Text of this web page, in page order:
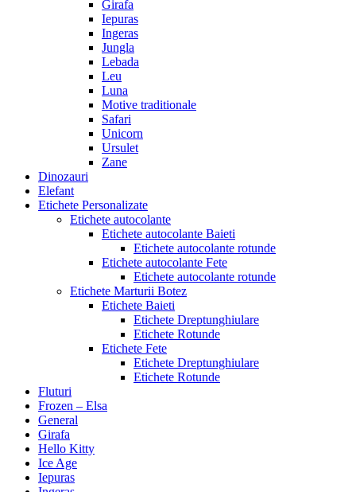
Girafa
Iepuras
Ingeras
Jungla
Lebada
Leu
Luna
Motive traditionale
Safari
Unicorn
Ursulet
Zane
Dinozauri
Elefant
Etichete Personalizate
Etichete autocolante
Etichete autocolante Baieti
Etichete autocolante rotunde
Etichete autocolante Fete
Etichete autocolante rotunde
Etichete Marturii Botez
Etichete Baieti
Etichete Dreptunghiulare
Etichete Rotunde
Etichete Fete
Etichete Dreptunghiulare
Etichete Rotunde
Fluturi
Frozen – Elsa
General
Girafa
Hello Kitty
Ice Age
Iepuras